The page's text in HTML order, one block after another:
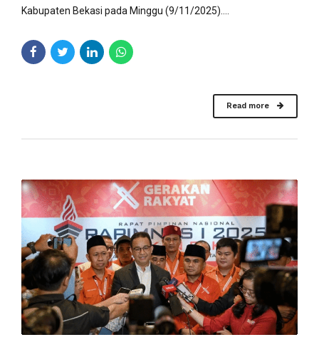
Kabupaten Bekasi pada Minggu (9/11/2025)....
Read more